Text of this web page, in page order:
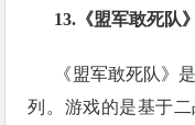
13.《盟军敢死队
《盟军敢死队》
列。游戏的是基于